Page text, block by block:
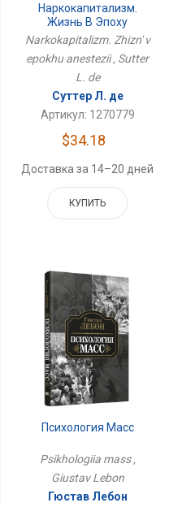
Наркокапитализм.
Жизнь В Эпоху
Анестезии
Narkokapitalizm. Zhizn' v
epokhu anestezii , Sutter
L. de
Суттер Л. де
Артикул: 1270779
$34.18
Доставка за 14–20 дней
КУПИТЬ
Психология Масс
Psikhologiia mass ,
Giustav Lebon
Гюстав Лебон